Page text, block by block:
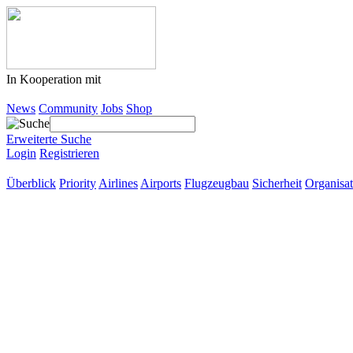
In Kooperation mit
News Community Jobs Shop
Erweiterte Suche
Login Registrieren
Überblick Priority Airlines Airports Flugzeugbau Sicherheit